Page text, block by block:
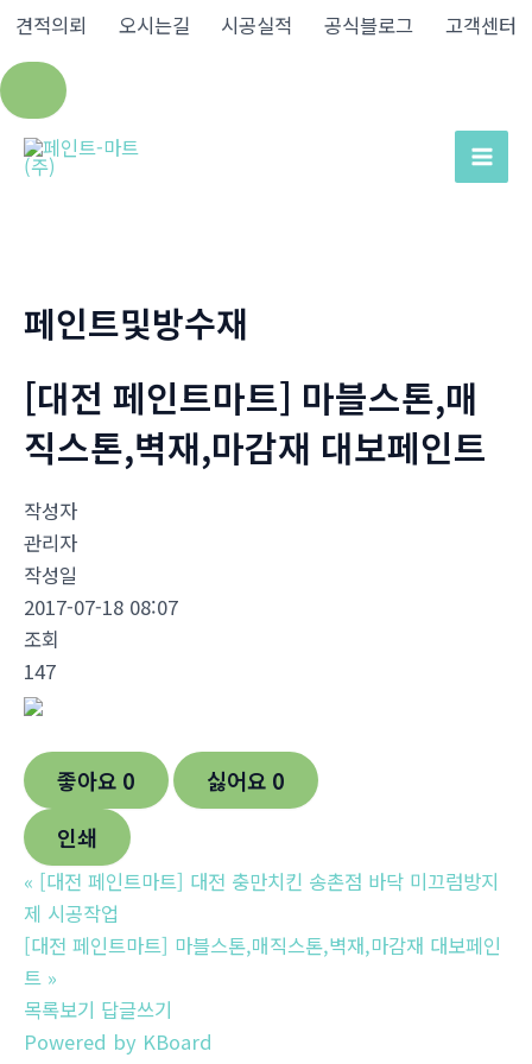
견적의뢰 오시는길 시공실적 공식블로그 고객센터
Main
페인트및방수재
[대전 페인트마트] 마블스톤,매
직스톤,벽재,마감재 대보페인트
작성자
관리자
작성일
2017-07-18 08:07
조회
147
좋아요 0 싫어요 0
인쇄
« [대전 페인트마트] 대전 충만치킨 송촌점 바닥 미끄럼방지
제 시공작업
[대전 페인트마트] 마블스톤,매직스톤,벽재,마감재 대보페인
트 »
목록보기 답글쓰기
Powered by KBoard